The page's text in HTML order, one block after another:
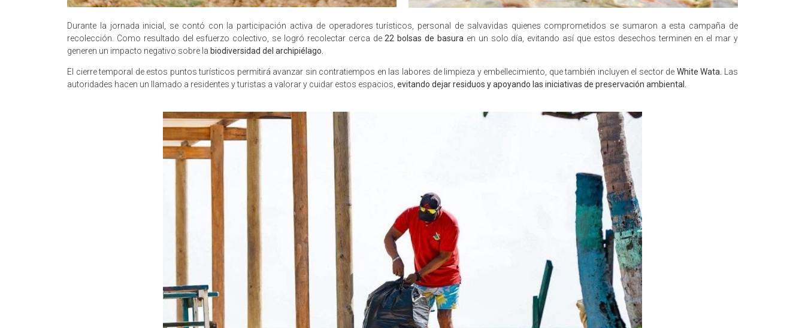
Durante la jornada inicial, se contó con la participación activa de operadores turísticos, personal de salvavidas quienes comprometidos se sumaron a esta campaña de
recolección. Como resultado del esfuerzo colectivo, se logró recolectar cerca de 22 bolsas de basura en un solo día, evitando así que estos desechos terminen en el mar y
generen un impacto negativo sobre la biodiversidad del archipiélago.
El cierre temporal de estos puntos turísticos permitirá avanzar sin contratiempos en las labores de limpieza y embellecimiento, que también incluyen el sector de White Wata. Las
autoridades hacen un llamado a residentes y turistas a valorar y cuidar estos espacios, evitando dejar residuos y apoyando las iniciativas de preservación ambiental.